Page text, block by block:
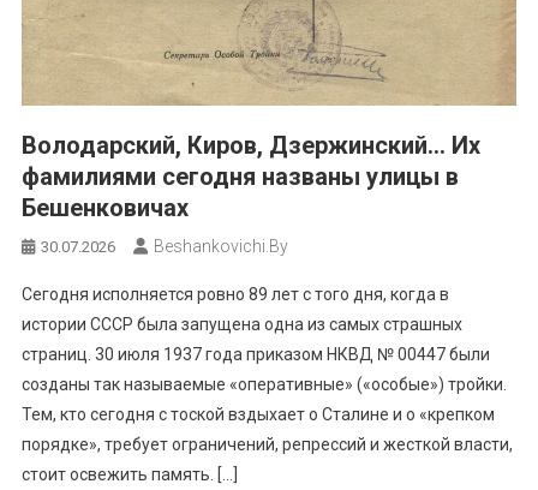
Володарский, Киров, Дзержинский… Их
фамилиями сегодня названы улицы в
Бешенковичах
30.07.2026 Beshankovichi.by
Сегодня исполняется ровно 89 лет с того дня, когда в
истории СССР была запущена одна из самых страшных
страниц. 30 июля 1937 года приказом НКВД № 00447 были
созданы так называемые «оперативные» («особые») тройки.
Тем, кто сегодня с тоской вздыхает о Сталине и о «крепком
порядке», требует ограничений, репрессий и жесткой власти,
стоит освежить память. […]